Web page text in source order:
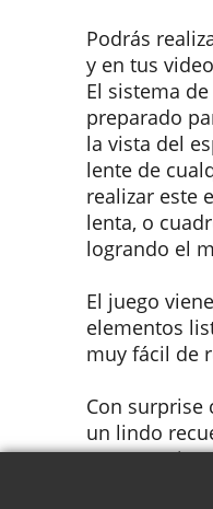
Podrás
y en tus
El sistema
preparado
la vista del
lente de
realizar este
lenta, o
logrando el
El juego
elementos
muy fácil de
Con surprise
un lindo